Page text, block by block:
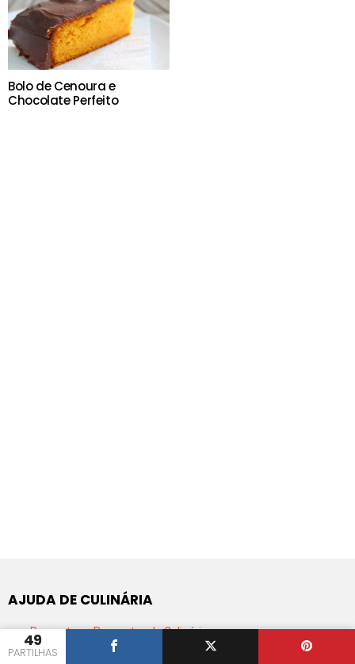
49
PARTILHAS
Bolo de Cenoura e
Chocolate Perfeito
AJUDA DE CULINÁRIA
Perguntas e Respostas de Culinária
App de Android do Iguaria